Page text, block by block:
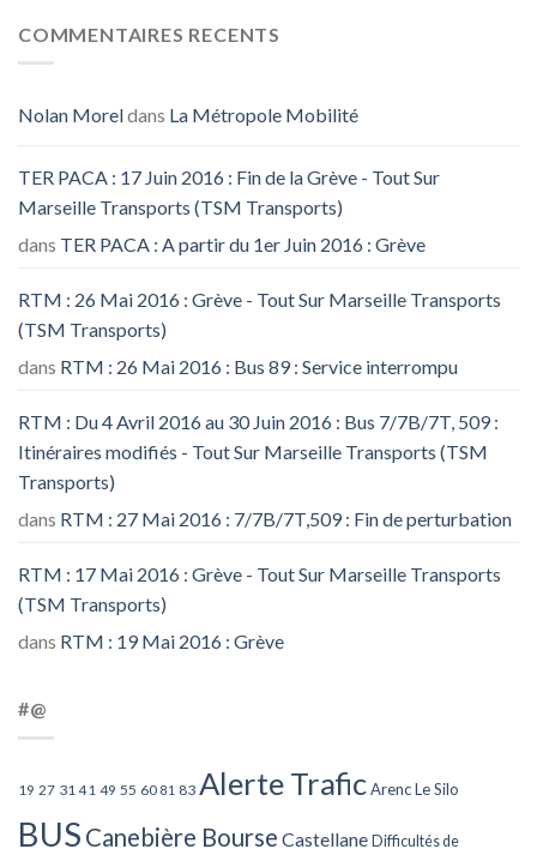
COMMENTAIRES RECENTS
Nolan Moreldans La Métropole Mobilité
TER PACA : 17 Juin 2016 : Fin de la Grève - Tout Sur
Marseille Transports (TSM Transports)
dans TER PACA : A partir du 1er Juin 2016 : Grève
RTM : 26 Mai 2016 : Grève - Tout Sur Marseille Transports
(TSM Transports)
dans RTM : 26 Mai 2016 : Bus 89 : Service interrompu
RTM : Du 4 Avril 2016 au 30 Juin 2016 : Bus 7/7B/7T, 509 :
Itinéraires modifiés - Tout Sur Marseille Transports (TSM
Transports)
dans RTM : 27 Mai 2016 : 7/7B/7T,509 : Fin de perturbation
RTM : 17 Mai 2016 : Grève - Tout Sur Marseille Transports
(TSM Transports)
dans RTM : 19 Mai 2016 : Grève
#@
19 27 31 41 49 55 60 81 83 Alerte TraficArenc Le Silo
BUS Canebière Bourse Castellane Difficultés de